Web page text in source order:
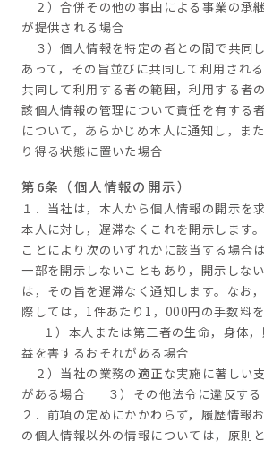
２）合併その他の事由による事業の承
が提供される場合
３）個人情報を特定の者との間で共同
あって，その旨並びに共同して利用され
共同して利用する者の範囲，利用する者
該個人情報の管理について責任を有する
について，あらかじめ本人に通知し，ま
り得る状態に置いた場合
第6条（個人情報の開示）
１．当社は，本人から個人情報の開示を
本人に対し，遅滞なくこれを開示します
ことにより次のいずれかに該当する場合
一部を開示しないこともあり，開示しな
は，その旨を遅滞なく通知します。なお
際しては，1件あたり1，000円の手数料を
１）本人または第三者の生命，身体，
益を害するおそれがある場合
２）当社の業務の適正な実施に著しい
がある場合 ３）その他法令に違反する
２．前項の定めにかかわらず，履歴情報
の個人情報以外の情報については，原則